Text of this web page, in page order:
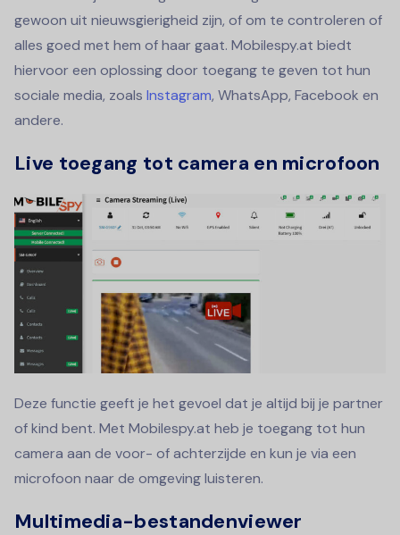
gewoon uit nieuwsgierigheid zijn, of om te controleren of
alles goed met hem of haar gaat. Mobilespy.at biedt
hiervoor een oplossing door toegang te geven tot hun
sociale media, zoals Instagram, WhatsApp, Facebook en
andere.
Live toegang tot camera en microfoon
Deze functie geeft je het gevoel dat je altijd bij je partner
of kind bent. Met Mobilespy.at heb je toegang tot hun
camera aan de voor- of achterzijde en kun je via een
microfoon naar de omgeving luisteren.
Multimedia-bestandenviewer